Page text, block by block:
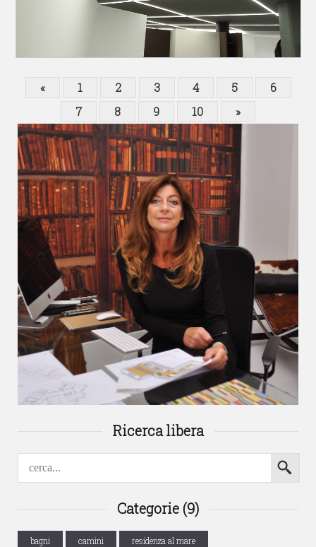
Ricerca libera
Categorie (9)
bagni camini residenza al mare
« 1 2 3 4 5
6
7
8 9 10 »